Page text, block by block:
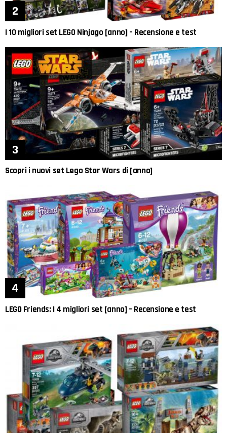
I 10 migliori set LEGO Ninjago [anno] – Recensione e test
Scopri i nuovi set Lego Star Wars di [anno]
LEGO Friends: I 4 migliori set [anno] – Recensione e test